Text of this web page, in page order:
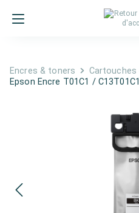
Encres & toners
Cartouches
Epson Encre T01C1 /